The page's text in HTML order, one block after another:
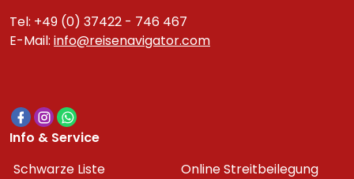
Tel: +49 (0) 37422 - 746 467
E-Mail: info@reisenavigator.com
Info & Service
Schwarze Liste
Online Streitbeilegung